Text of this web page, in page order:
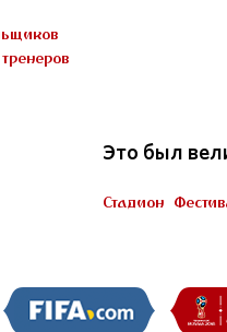
Это был
Стадион